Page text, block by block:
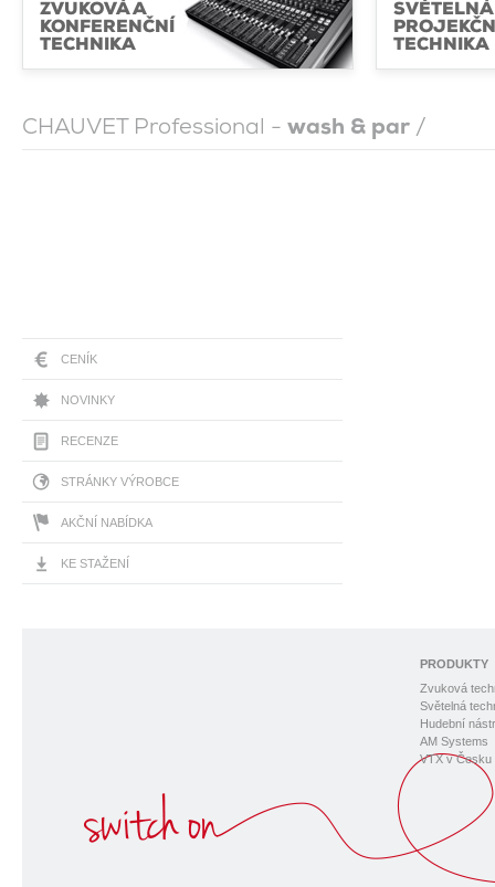
ZVUKOVÁ A
KONFERENČNÍ
TECHNIKA
SVĚTELNÁ
TECHNIKA
CHAUVET Professional - wash & par /
CENÍK
NOVINKY
RECENZE
STRÁNKY VÝROBCE
AKČNÍ NABÍDKA
KE STAŽENÍ
PRODUKTY
Zvuková
Světelná
Hudební
AM Systems
VTX v Česku